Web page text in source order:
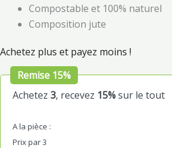
Compostable et 100% naturel
Composition jute
Achetez plus et payez moins !
Achetez 3, recevez 15%sur le tout
A la pièce :
Prix par 3
Remise 15%